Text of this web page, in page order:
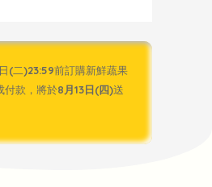
(二)23:59前訂購新鮮蔬果
付款，將於8月13日(四)送